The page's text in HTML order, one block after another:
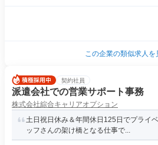
この企業の類似求人を
契約社員
派遣会社での営業サポート事務
株式会社綜合キャリアオプション
土日祝日休み＆年間休日125日でプライ
ッフさんの架け橋となる仕事で...